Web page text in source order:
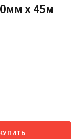
x 45м
КУПИТЬ